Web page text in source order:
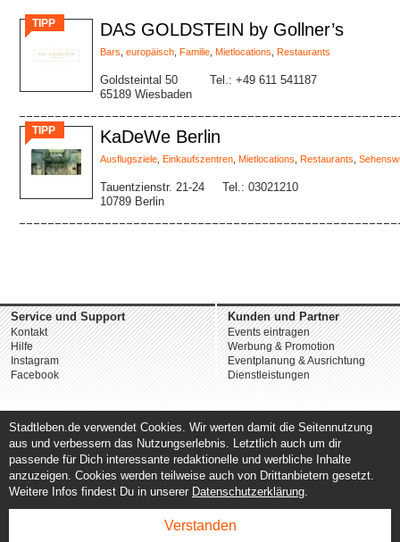
TIPP DAS GOLDSTEIN by Gollner’s
Bars europäisch Familie Mietlocations Restaurants
Goldsteintal 50
65189 Wiesbaden
Tel.: +49 611 541187
TIPP KaDeWe Berlin
Ausflugsziele Einkaufszentren Mietlocations Restaurants
Tauentzienstr. 21-24
10789 Berlin
Tel.: 03021210
Service und Support
Kontakt
Hilfe
Instagram
Facebook
Kunden und Partner
Events eintragen
Werbung & Promotion
Eventplanung & Ausrichtung
Dienstleistungen
Stadtleben.de verwendet Cookies. Wir werten damit die Seitennutzung
aus und verbessern das Nutzungserlebnis. Letztlich auch um dir
passende für Dich interessante redaktionelle und werbliche Inhalte
anzuzeigen. Cookies werden teilweise auch von Drittanbietern gesetzt.
Weitere Infos findest Du in unserer Datenschutzerklärung.
Verstanden